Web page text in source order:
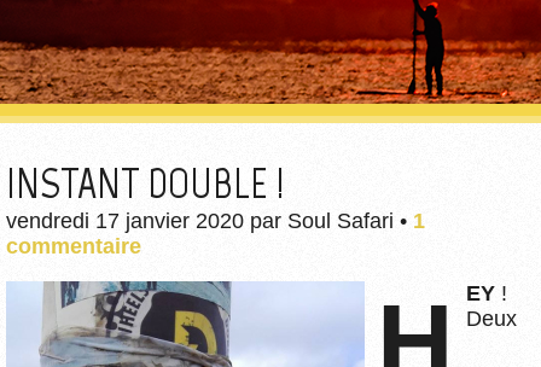
INSTANT DOUBLE !
vendredi 17 janvier 2020 par Soul Safari • 1
commentaire
HEY !
Deux